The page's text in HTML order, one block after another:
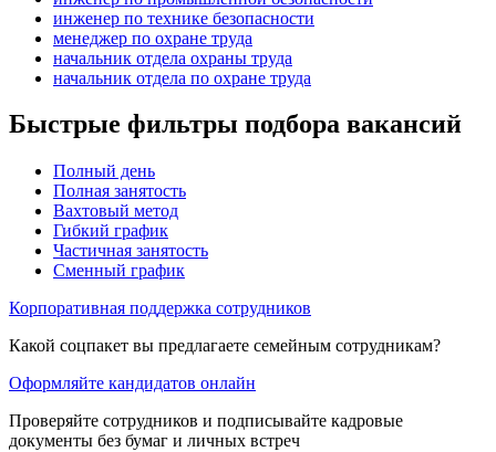
инженер по технике безопасности
менеджер по охране труда
начальник отдела охраны труда
начальник отдела по охране труда
Быстрые фильтры подбора вакансий
Полный день
Полная занятость
Вахтовый метод
Гибкий график
Частичная занятость
Сменный график
Корпоративная поддержка сотрудников
Какой соцпакет вы предлагаете семейным сотрудникам?
Оформляйте кандидатов онлайн
Проверяйте сотрудников и подписывайте кадровые
документы без бумаг и личных встреч